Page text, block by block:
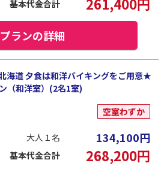
基本代金合計
プランの詳細
海道 夕食は和洋バイキングをご用意★
（和洋室）(2名1室)
空室わずか
大人１名 134,100円
基本代金合計 268,200円